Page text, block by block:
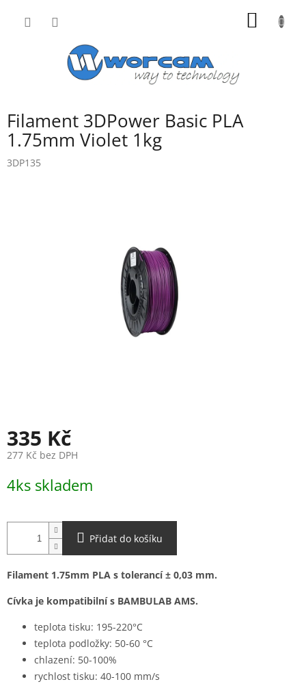
Filament 3DPower Basic PLA
1.75mm Violet 1kg
3DP135
335 Kč
277 Kč bez DPH
cena:
4ks skladem
Přidat do košíku
Filament 1.75mm PLA s tolerancí ± 0,03 mm.
Cívka je kompatibilní s BAMBULAB AMS.
teplota tisku: 195-220°C
teplota podložky: 50-60 °C
chlazení: 50-100%
rychlost tisku: 40-100 mm/s